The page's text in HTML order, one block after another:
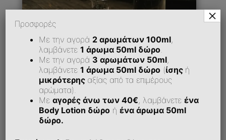
Πώς Μπορώ Να Εξοφλήσω Την Παραγγελία
Μου;
Προσφορές
Με την αγορά 2 αρωμάτων 100ml,
λαμβάνετε1 άρωμα 50ml δώρο.
Με την αγορά 3 αρωμάτων 50ml,
λαμβάνετε1 άρωμα 50ml δώρο (ίσης ή
μικρότερης αξίας από τα επιμέρους
αρώματα).
Μεαγορές άνω των 40€, λαμβάνετεένα
Body Lotion δώρο ήένα άρωμα 50ml
δώρο.
×